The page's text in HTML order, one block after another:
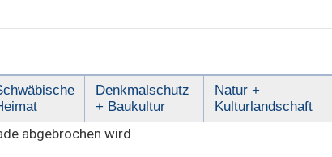
Denkmalschutz
+ Baukultur
Natur +
Kulturlandschaft